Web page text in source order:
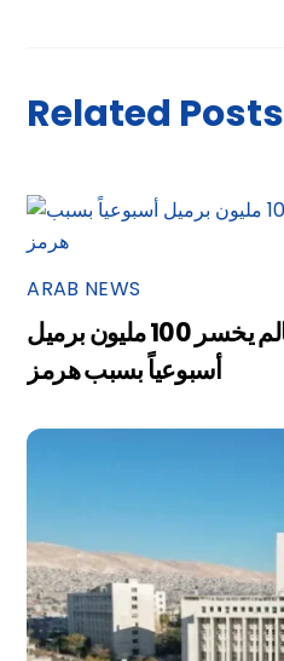
Related Posts
ARAB NEWS
رئيس “أرامكو”: العالم يخسر 100 مليون برميل
أسبوعياً بسبب هرمز